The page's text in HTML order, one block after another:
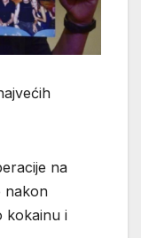
na
nakon
kokainu i